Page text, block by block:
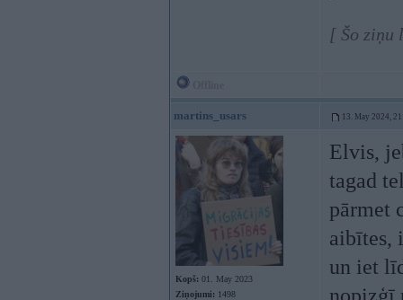
[ Šo ziņu
martins_usars 13. May 2024,
Kopš: 01. May 2023
Ziņojumi: 1498
Elvis,
tagad
pārmet
aibītes,
un iet